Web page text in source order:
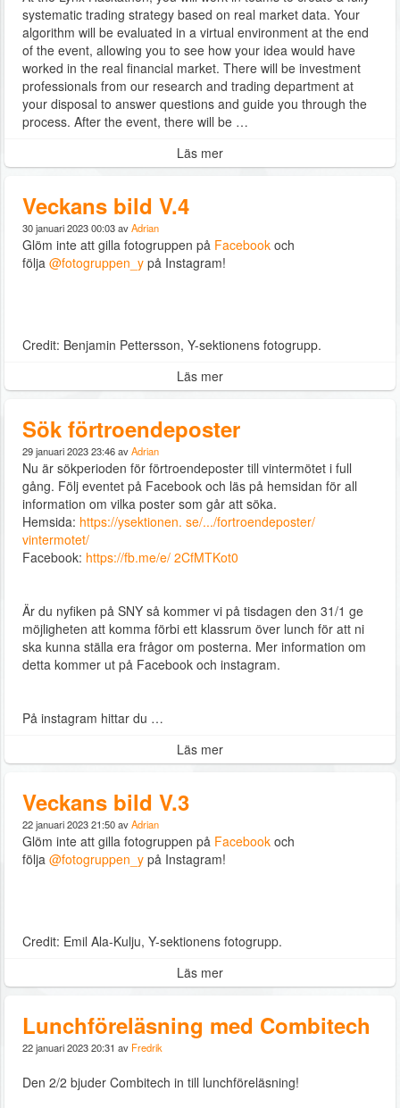
systematic trading strategy based on real market data. Your
algorithm will be evaluated in a virtual environment at the end
of the event, allowing you to see how your idea would have
worked in the real financial market. There will be investment
professionals from our research and trading department at
your disposal to answer questions and guide you through the
process. After the event, there will be …
Läs mer
Veckans bild V.4
30 januari 2023 00:03 avAdrian
Glöm inte att gilla fotogruppen på Facebook och
följa @fotogruppen_y på Instagram!
Credit: Benjamin Pettersson, Y-sektionens fotogrupp.
Läs mer
Sök förtroendeposter
29 januari 2023 23:46 avAdrian
Nu är sökperioden för förtroendeposter till vintermötet i full
gång. Följ eventet på Facebook och läs på hemsidan för all
information om vilka poster som går att söka.
Hemsida: https://ysektionen. se/.../fortroendeposter/
vintermotet/
Facebook: https://fb.me/e/ 2CfMTKot0
Är du nyfiken på SNY så kommer vi på tisdagen den 31/1 ge
möjligheten att komma förbi ett klassrum över lunch för att ni
ska kunna ställa era frågor om posterna. Mer information om
detta kommer ut på Facebook och instagram.
På instagram hittar du …
Läs mer
Veckans bild V.3
22 januari 2023 21:50 avAdrian
Glöm inte att gilla fotogruppen på Facebook och
följa @fotogruppen_y på Instagram!
Credit: Emil Ala-Kulju, Y-sektionens fotogrupp.
Läs mer
Lunchföreläsning med Combitech
22 januari 2023 20:31 av Fredrik
Den 2/2 bjuder Combitech in till lunchföreläsning!